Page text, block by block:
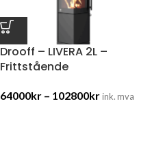
Drooff – LIVERA 2L –
Frittstående
64000kr – 102800krink. mva